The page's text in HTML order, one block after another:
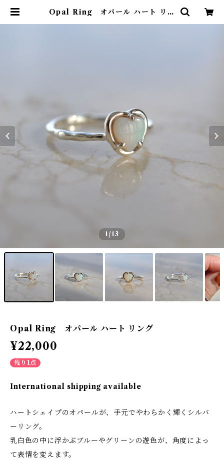
Opal Ring オパール ハート リン
1/13
Opal Ring オパール ハート リング
¥22,000
残り1点
International shipping available
ハートシェイプのオパールが、手元でやわらかく輝くシルバ
ーリング。
乳白色の中に浮かぶブルーやグリーンの遊色が、角度によっ
て表情を変えます。